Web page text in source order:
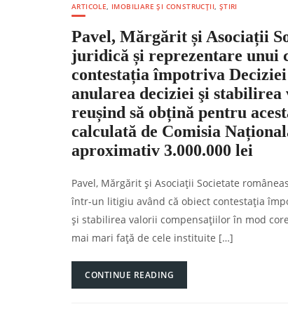
ARTICOLE IMOBILIARE ȘI CONSTRUCȚII ȘTIRI
Pavel, Mărgărit și Asociații
juridică și reprezentare unui
contestația împotriva
anularea deciziei şi
reușind să obțină pentru
calculată de Comisia
aproximativ 3.000.000 lei
Pavel, Mărgărit și Asociații Societate
într-un litigiu având că obiect contestația
şi stabilirea valorii compensaţiilor în mod
mai mari față de cele instituite […]
CONTINUE READING